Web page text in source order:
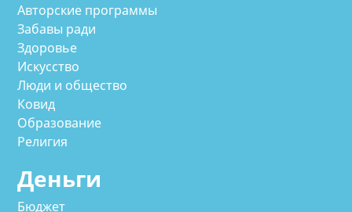
Авторские программы
Забавы ради
Здоровье
Искусство
Люди и общество
Ковид
Образование
Религия
Деньги
Бюджет